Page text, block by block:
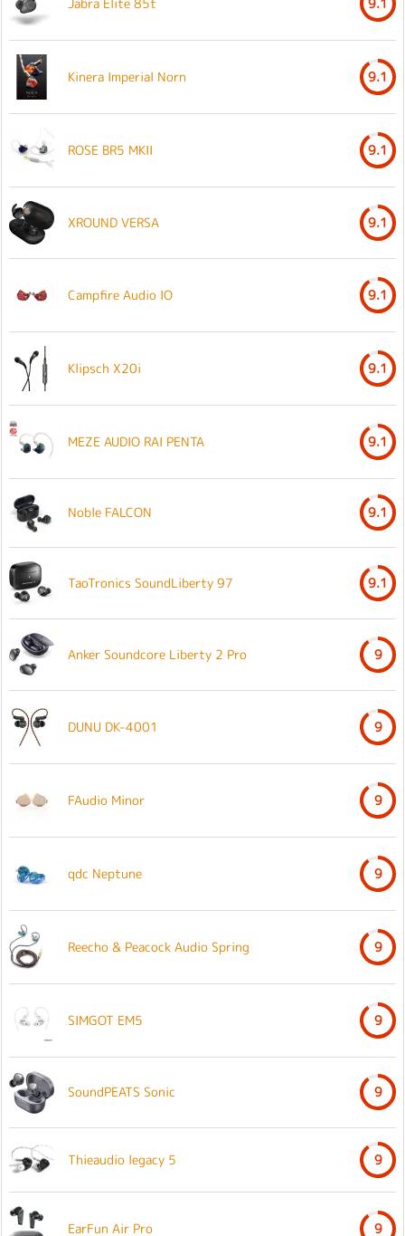
Kinera Imperial Norn 9.1
ROSE BR5 MKII 9.1
XROUND VERSA 9.1
Campfire Audio IO 9.1
Klipsch X20i 9.1
MEZE AUDIO RAI PENTA 9.1
Noble FALCON 9.1
TaoTronics SoundLiberty 97 9.1
Anker Soundcore Liberty 2 Pro 9
DUNU DK-4001 9
FAudio Minor 9
qdc Neptune 9
Reecho & Peacock Audio Spring 9
SIMGOT EM5 9
SoundPEATS Sonic 9
Thieaudio legacy 5 9
EarFun Air Pro 9